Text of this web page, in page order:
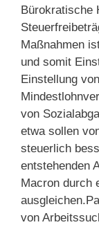
Bürokratische
Maßnahmen
und somit
Einstellung
von
etwa sollen
steuerlich
entstehenden
Macron durch
von